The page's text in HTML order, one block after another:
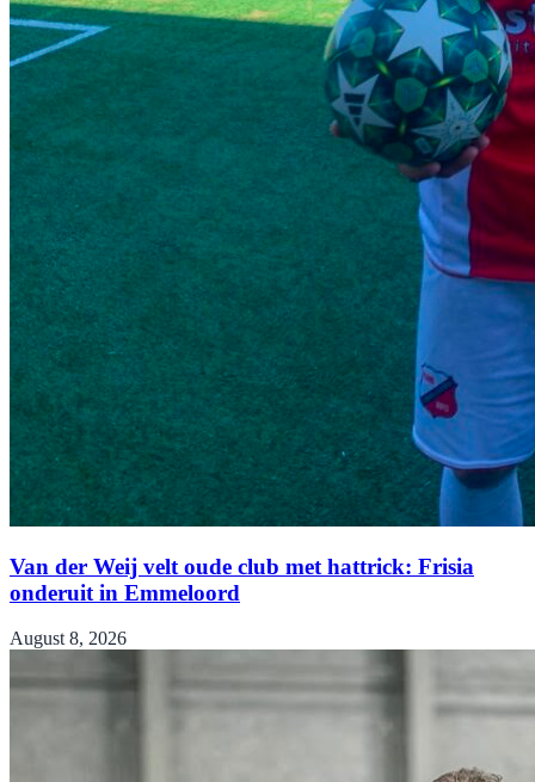
Van der Weij velt oude club met hattrick: Frisia
onderuit in Emmeloord
August 8, 2026